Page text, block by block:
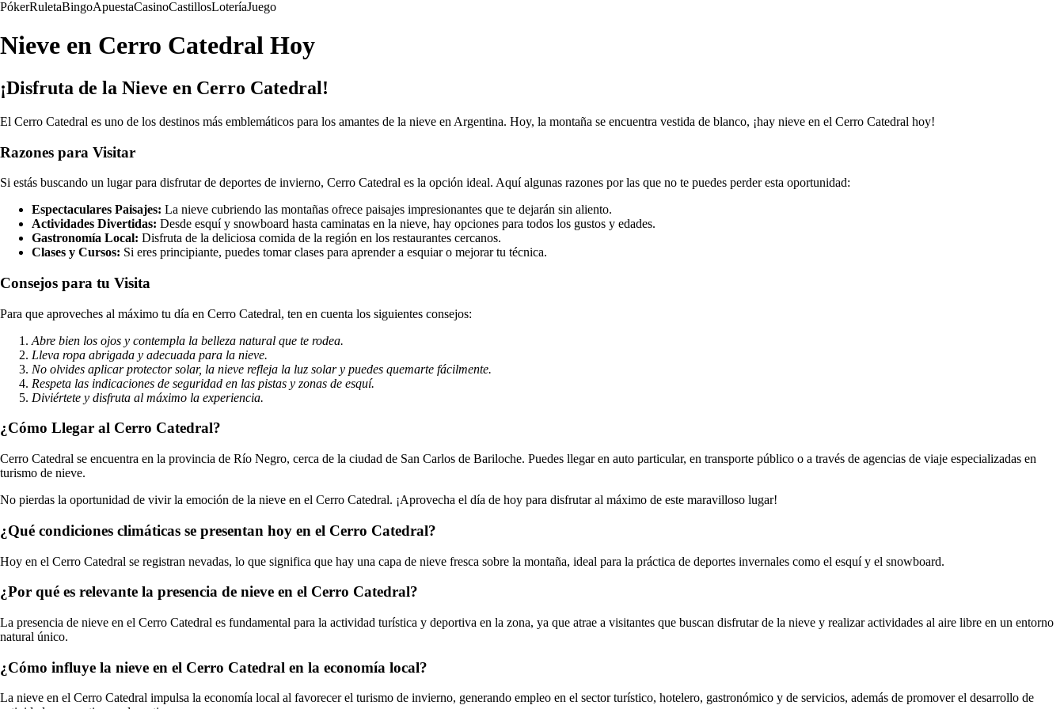
PókerRuletaBingoApuestaCasinoCastillosLoteríaJuego
Nieve en Cerro Catedral Hoy
¡Disfruta de la Nieve en Cerro Catedral!
El Cerro Catedral es uno de los destinos más emblemáticos para los amantes de la nieve en Argentina. Hoy, la montaña se encuentra vestida de blanco, ¡hay nieve en el Cerro Catedral hoy!
Razones para Visitar
Si estás buscando un lugar para disfrutar de deportes de invierno, Cerro Catedral es la opción ideal. Aquí algunas razones por las que no te puedes perder esta oportunidad:
Espectaculares Paisajes: La nieve cubriendo las montañas ofrece paisajes impresionantes que te dejarán sin aliento.
Actividades Divertidas: Desde esquí y snowboard hasta caminatas en la nieve, hay opciones para todos los gustos y edades.
Gastronomía Local: Disfruta de la deliciosa comida de la región en los restaurantes cercanos.
Clases y Cursos: Si eres principiante, puedes tomar clases para aprender a esquiar o mejorar tu técnica.
Consejos para tu Visita
Para que aproveches al máximo tu día en Cerro Catedral, ten en cuenta los siguientes consejos:
Abre bien los ojos y contempla la belleza natural que te rodea.
Lleva ropa abrigada y adecuada para la nieve.
No olvides aplicar protector solar, la nieve refleja la luz solar y puedes quemarte fácilmente.
Respeta las indicaciones de seguridad en las pistas y zonas de esquí.
Diviértete y disfruta al máximo la experiencia.
¿Cómo Llegar al Cerro Catedral?
Cerro Catedral se encuentra en la provincia de Río Negro, cerca de la ciudad de San Carlos de Bariloche. Puedes llegar en auto particular, en transporte público o a través de agencias de viaje especializadas en
turismo de nieve.
No pierdas la oportunidad de vivir la emoción de la nieve en el Cerro Catedral. ¡Aprovecha el día de hoy para disfrutar al máximo de este maravilloso lugar!
¿Qué condiciones climáticas se presentan hoy en el Cerro Catedral?
Hoy en el Cerro Catedral se registran nevadas, lo que significa que hay una capa de nieve fresca sobre la montaña, ideal para la práctica de deportes invernales como el esquí y el snowboard.
¿Por qué es relevante la presencia de nieve en el Cerro Catedral?
La presencia de nieve en el Cerro Catedral es fundamental para la actividad turística y deportiva en la zona, ya que atrae a visitantes que buscan disfrutar de la nieve y realizar actividades al aire libre en un entorno
natural único.
¿Cómo influye la nieve en el Cerro Catedral en la economía local?
La nieve en el Cerro Catedral impulsa la economía local al favorecer el turismo de invierno, generando empleo en el sector turístico, hotelero, gastronómico y de servicios, además de promover el desarrollo de